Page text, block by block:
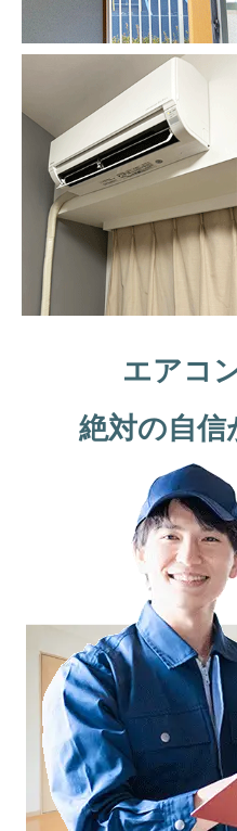
エアコ
絶対の自信